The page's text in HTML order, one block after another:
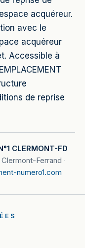
acquéreur.
avec le
acquéreur
Accessible à
de reprise
CLERMONT-FD
Ferrand ·
numero1.com